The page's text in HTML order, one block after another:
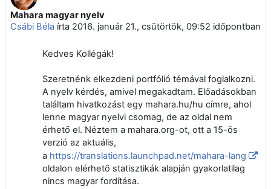
Mahara magyar nyelv
Csábi Béla írta 2016. január 21., csütörtök, 09:52 időpontban
Válaszok szám: 1
Kedves Kollégák!
Szeretnénk elkezdeni portfólió témával foglalkozni.
A nyelv kérdés, amivel megakadtam. Előadásokban
találtam hivatkozást egy mahara.hu/hu címre, ahol
lenne magyar nyelvi csomag, de az oldal nem
érhető el. Néztem a mahara.org-ot, ott a 15-ös
verzió az aktuális,
a https://translations.launchpad.net/mahara-lang
oldalon elérhető statisztikák alapján gyakorlatilag
nincs magyar fordítása.